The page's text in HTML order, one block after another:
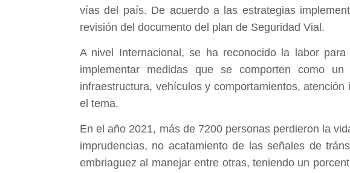
vías del país. De acuerdo a las estrategias
revisión del documento del plan de Seguridad Vial.
A nivel Internacional, se ha reconocido la labor
implementar medidas que se comporten como
infraestructura, vehículos y comportamientos,
el tema.
En el año 2021, más de 7200 personas perdieron la
imprudencias, no acatamiento de las señales de
embriaguez al manejar entre otras, teniendo un